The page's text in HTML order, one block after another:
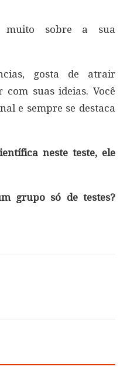
sobre a sua
gosta de atrair
com suas ideias. Você
e sempre se destaca
neste teste, ele
grupo só de testes?